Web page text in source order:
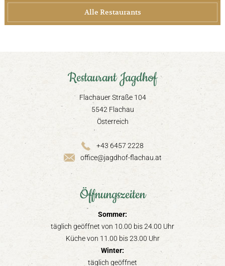
Alle Restaurants
Restaurant Jagdhof
Flachauer Straße 104
5542 Flachau
Österreich
+43 6457 2228
office@jagdhof-flachau.at
Öffnungszeiten
Sommer:
täglich geöffnet von 10.00 bis 24.00 Uhr
Küche von 11.00 bis 23.00 Uhr
Winter:
täglich geöffnet